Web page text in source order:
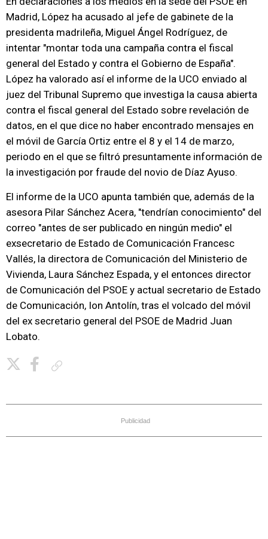
Madrid, López ha acusado al jefe de gabinete de la
presidenta madrileña, Miguel Ángel Rodríguez, de
intentar "montar toda una campaña contra el fiscal
general del Estado y contra el Gobierno de España".
López ha valorado así el informe de la UCO enviado al
juez del Tribunal Supremo que investiga la causa abierta
contra el fiscal general del Estado sobre revelación de
datos, en el que dice no haber encontrado mensajes en
el móvil de García Ortiz entre el 8 y el 14 de marzo,
periodo en el que se filtró presuntamente información de
la investigación por fraude del novio de Díaz Ayuso.
El informe de la UCO apunta también que, además de la
asesora Pilar Sánchez Acera, "tendrían conocimiento" del
correo "antes de ser publicado en ningún medio" el
exsecretario de Estado de Comunicación Francesc
Vallés, la directora de Comunicación del Ministerio de
Vivienda, Laura Sánchez Espada, y el entonces director
de Comunicación del PSOE y actual secretario de Estado
de Comunicación, Ion Antolín, tras el volcado del móvil
del ex secretario general del PSOE de Madrid Juan
Lobato.
Publicidad